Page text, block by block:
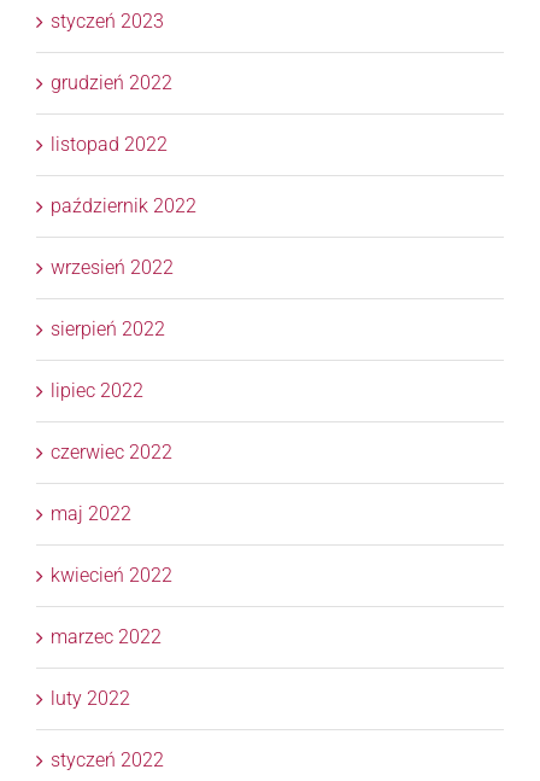
styczeń 2023
grudzień 2022
listopad 2022
październik 2022
wrzesień 2022
sierpień 2022
lipiec 2022
czerwiec 2022
maj 2022
kwiecień 2022
marzec 2022
luty 2022
styczeń 2022